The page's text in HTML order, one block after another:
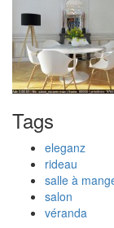
Tags
eleganz
rideau
salle à
salon
véranda